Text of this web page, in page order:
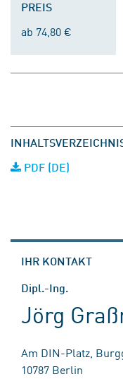
PREIS
ab 74,80 €
PDF (DE)
IHR KONTAKT
Dipl.-Ing.
Jörg
Am DIN-Platz,
10787 Berlin